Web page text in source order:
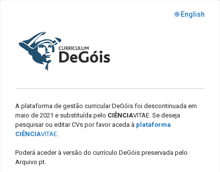
🌐 English
A plataforma de gestão curricular DeGóis foi descontinuada em
maio de 2021 e substituída pelo CIÊNCIAVITAE. Se deseja
pesquisar ou editar CVs por favor aceda à plataforma
CIÊNCIAVITAE.
Poderá aceder à versão do currículo DeGóis preservada pelo
Arquivo.pt.